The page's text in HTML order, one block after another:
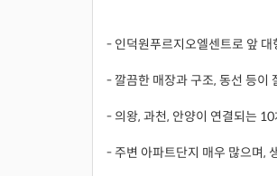
- 인덕원푸르지오엘센트로 앞 대
- 깔끔한 매장과 구조, 동선 등이
- 의왕, 과천, 안양이 연결되는
- 주변 아파트단지 매우 많으며,